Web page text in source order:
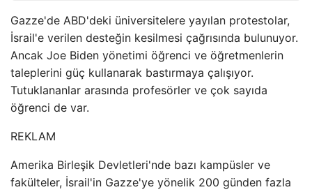
Gazze'de ABD'deki üniversitelere yayılan protestolar,
İsrail'e verilen desteğin kesilmesi çağrısında bulunuyor.
Ancak Joe Biden yönetimi öğrenci ve öğretmenlerin
taleplerini güç kullanarak bastırmaya çalışıyor.
Tutuklananlar arasında profesörler ve çok sayıda
öğrenci de var.
REKLAM
Amerika Birleşik Devletleri'nde bazı kampüsler ve
fakülteler, İsrail'in Gazze'ye yönelik 200 günden fazla